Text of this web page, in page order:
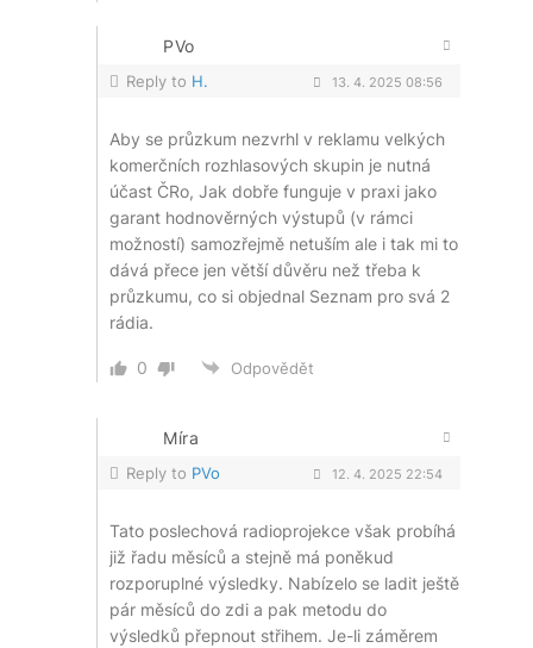
PVo
Reply to H. 13. 4. 2025 08:56
Aby se průzkum nezvrhl v reklamu velkých
komerčních rozhlasových skupin je nutná
účast ČRo, Jak dobře funguje v praxi jako
garant hodnověrných výstupů (v rámci
možností) samozřejmě netuším ale i tak mi to
dává přece jen větší důvěru než třeba k
průzkumu, co si objednal Seznam pro svá 2
rádia.
0 Odpovědět
Míra
Reply to PVo 12. 4. 2025 22:54
Tato poslechová radioprojekce však probíhá
již řadu měsíců a stejně má poněkud
rozporuplné výsledky. Nabízelo se ladit ještě
pár měsíců do zdi a pak metodu do
výsledků přepnout střihem. Je-li záměrem